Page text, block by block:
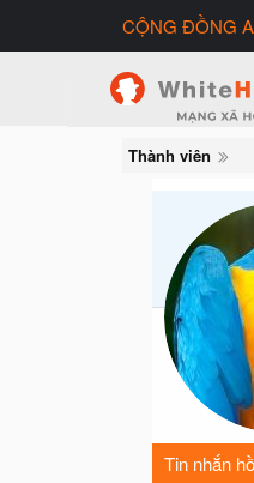
CỘNG ĐỒNG
Thành viên
Tin nhắn